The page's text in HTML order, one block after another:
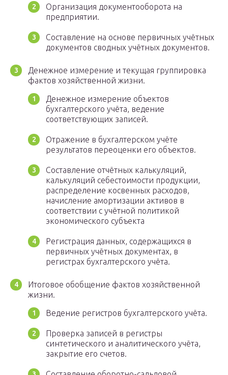
Организация документооборота на
предприятии.
Составление на основе первичных учётных
документов сводных учётных документов.
Денежное измерение и текущая группировка
фактов хозяйственной жизни.
Денежное измерение объектов
бухгалтерского учёта, ведение
соответствующих записей.
Отражение в бухгалтерском учёте
результатов переоценки его объектов.
Составление отчётных калькуляций,
калькуляций себестоимости продукции,
распределение косвенных расходов,
начисление амортизации активов в
соответствии с учётной политикой
экономического субъекта
Регистрация данных, содержащихся в
первичных учётных документах, в
регистрах бухгалтерского учёта.
Итоговое обобщение фактов хозяйственной
жизни.
Ведение регистров бухгалтерского учёта.
Проверка записей в регистры
синтетического и аналитического учёта,
закрытие его счетов.